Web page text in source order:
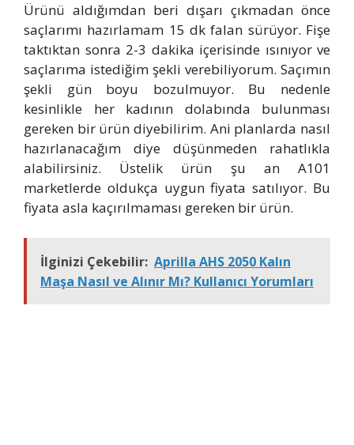
Ürünü aldığımdan beri dışarı çıkmadan önce
saçlarımı hazırlamam 15 dk falan sürüyor. Fişe
taktıktan sonra 2-3 dakika içerisinde ısınıyor ve
saçlarıma istediğim şekli verebiliyorum. Saçımın
şekli gün boyu bozulmuyor. Bu nedenle
kesinlikle her kadının dolabında bulunması
gereken bir ürün diyebilirim. Ani planlarda nasıl
hazırlanacağım diye düşünmeden rahatlıkla
alabilirsiniz. Üstelik ürün şu an A101
marketlerde oldukça uygun fiyata satılıyor. Bu
fiyata asla kaçırılmaması gereken bir ürün.
İlginizi Çekebilir: Aprilla AHS 2050 Kalın
Maşa Nasıl ve Alınır Mı? Kullanıcı Yorumları